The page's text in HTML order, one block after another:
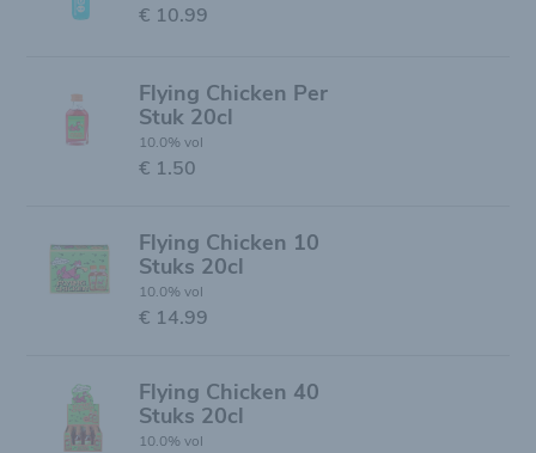
€ 10.99
Flying Chicken Per
Stuk 20cl
10.0% vol
€ 1.50
Flying Chicken 10
Stuks 20cl
10.0% vol
€ 14.99
Flying Chicken 40
Stuks 20cl
10.0% vol